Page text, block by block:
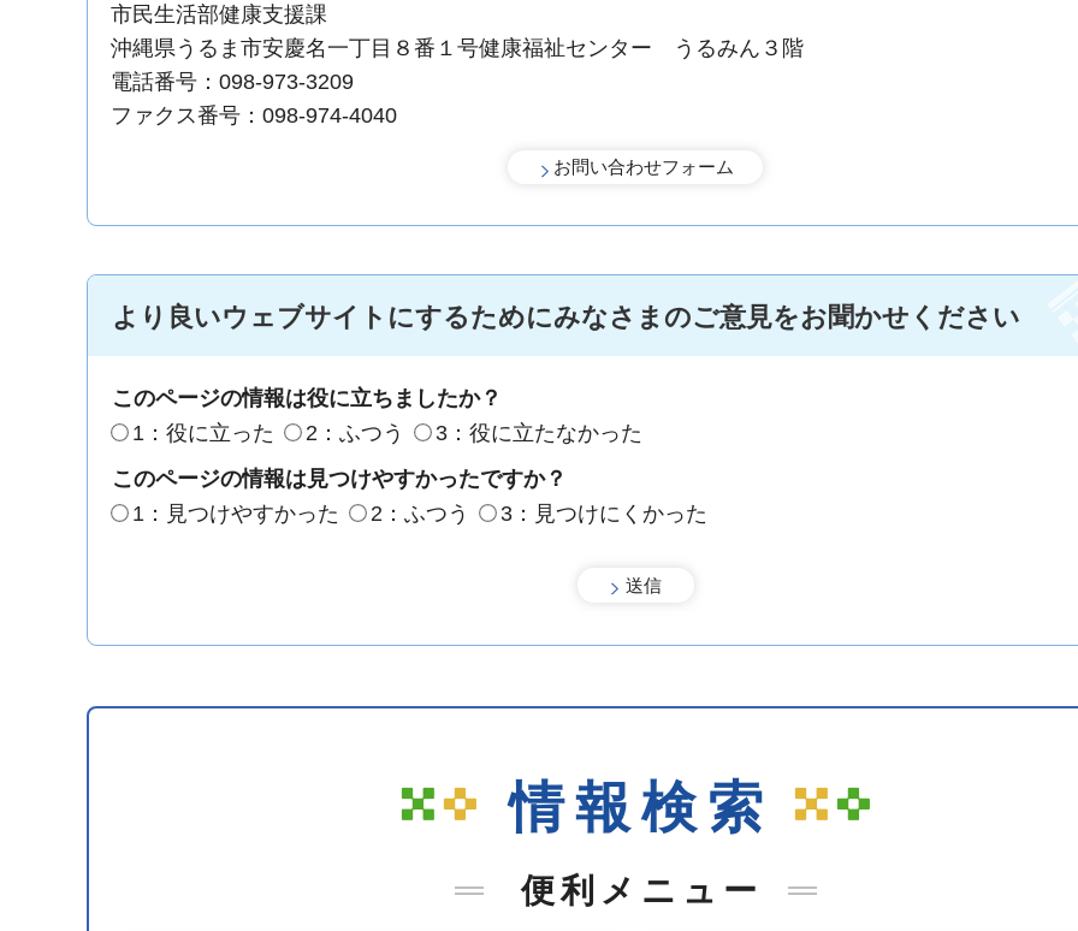
市民生活部健康支援課
沖縄県うるま市安慶名一丁目８番１号健康福祉センター うるみん３階
電話番号：098-973-3209
ファクス番号：098-974-4040
より良いウェブサイトにするためにみなさまのご意見をお聞かせください
このページの情報は役に立ちましたか？
1：役に立った
2：ふつう
3：役に立たなかった
このページの情報は見つけやすかったですか？
1：見つけやすかった
2：ふつう 3：見つけにくかった
情報検索
便利メニュー